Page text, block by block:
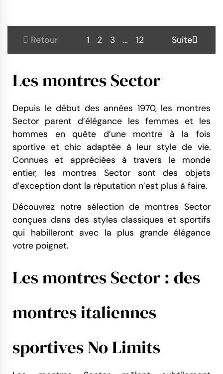
Retour 1 2 3 … 12 Suite
Les montres Sector
Depuis le début des années 1970, les montres
Sector parent d’élégance les femmes et les
hommes en quête d’une montre à la fois
sportive et chic adaptée à leur style de vie.
Connues et appréciées à travers le monde
entier, les montres Sector sont des objets
d’exception dont la réputation n’est plus à faire.
Découvrez notre sélection de montres Sector
conçues dans des styles classiques et sportifs
qui habilleront avec la plus grande élégance
votre poignet.
Les montres Sector : des
montres italiennes
sportives No Limits